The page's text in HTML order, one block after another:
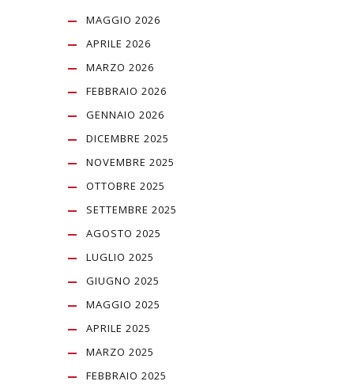
MAGGIO 2026
APRILE 2026
MARZO 2026
FEBBRAIO 2026
GENNAIO 2026
DICEMBRE 2025
NOVEMBRE 2025
OTTOBRE 2025
SETTEMBRE 2025
AGOSTO 2025
LUGLIO 2025
GIUGNO 2025
MAGGIO 2025
APRILE 2025
MARZO 2025
FEBBRAIO 2025